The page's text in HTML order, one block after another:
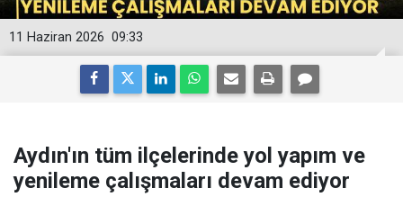
09:33
11 Haziran 2026
Aydın'ın tüm ilçelerinde yol yapım ve
yenileme çalışmaları devam ediyor